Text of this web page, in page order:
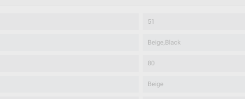
51
Beige,Black
80
Beige